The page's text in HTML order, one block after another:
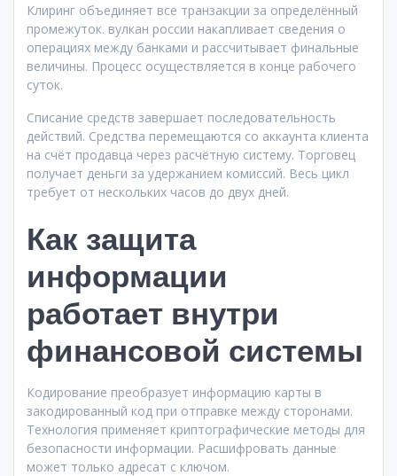
Клиринг объединяет все транзакции за определённый
промежуток. вулкан россии накапливает сведения о
операциях между банками и рассчитывает финальные
величины. Процесс осуществляется в конце рабочего
суток.
Списание средств завершает последовательность
действий. Средства перемещаются со аккаунта клиента
на счёт продавца через расчётную систему. Торговец
получает деньги за удержанием комиссий. Весь цикл
требует от нескольких часов до двух дней.
Как защита
информации
работает внутри
финансовой системы
Кодирование преобразует информацию карты в
закодированный код при отправке между сторонами.
Технология применяет криптографические методы для
безопасности информации. Расшифровать данные
может только адресат с ключом.